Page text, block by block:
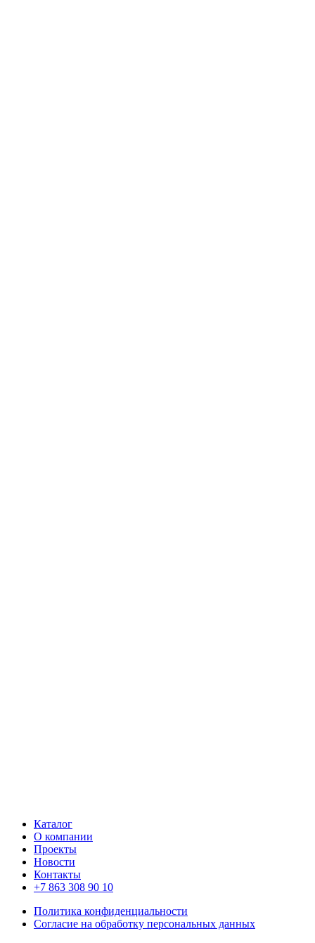
Каталог
О компании
Проекты
Новости
Контакты
+7 863 308 90 10
Политика конфиденциальности
Согласие на обработку персональных данных